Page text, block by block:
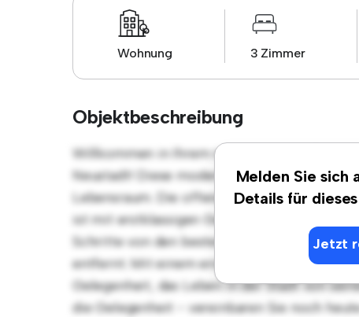
Wohnung 3 Zimmer
Objektbeschreibung
Melden Sie sich
Details für
Jetzt
Willkommen in Ihrem neuen urbanen
Neustadt! Diese moderne 3 Schlafzimmer-
Lebensraum. Die offene Raumaufteilung
ist mit erstklassigen Geräten ausgestattet.
Schritte von den besten Restaurants,
entfernt. Mit einem erschwinglichen Preis
Gelegenheit, das Leben in der Stadt von
die Gelegenheit - vereinbaren Sie noch